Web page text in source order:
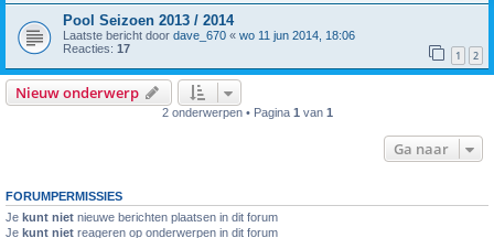
Pool Seizoen 2013 / 2014
Laatste bericht door dave_670 « wo 11 jun 2014, 18:06
Reacties: 17 1 2
Nieuw onderwerp
2 onderwerpen • Pagina 1 van 1
Ga naar
FORUMPERMISSIES
Je kunt niet nieuwe berichten plaatsen in dit forum
Je kunt niet reageren op onderwerpen in dit forum